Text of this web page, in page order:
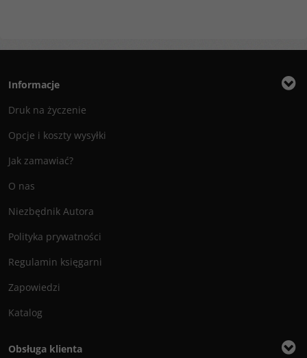
Informacje
Druk na życzenie
Opcje i koszty wysyłki
Jak zamawiać?
O nas
Niezbędnik Autora
Polityka prywatności
Regulamin księgarni
Zapowiedzi
Katalog
Obsługa klienta